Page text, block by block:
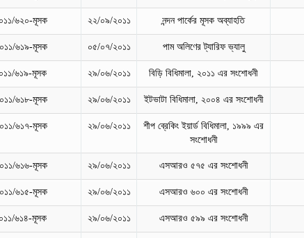
৬২০-মূসক ২২/০৯/২০১১ নন্দন পার্কের মূসক অব্যাহতি
৬১৯-মূসক ০৫/০৭/২০১১ পাম অলিণের ট্যারিফ ভ্যালু
৬১৯-মূসক ২৯/০৬/২০১১ বিড়ি বিধিমালা, ২০১১ এর সংশোধনী
৬১৮-মূসক ২৯/০৬/২০১১ ইটভাটা বিধিমালা, ২০০৪ এর সংশোধনী
৬১৭-মূসক ২৯/০৬/২০১১
শীপ ব্রেকিং ইয়ার্ড বিধিমালা, ১৯৯৯ এর
সংশোধনী
৬১৬-মূসক ২৯/০৬/২০১১ এসআরও ৫৭৫ এর সংশোধনী
৬১৫-মূসক ২৯/০৬/২০১১ এসআরও ৬০০ এর সংশোধনী
৬১৪-মূসক ২৯/০৬/২০১১ এসআরও ৫৯৯ এর সংশোধনী